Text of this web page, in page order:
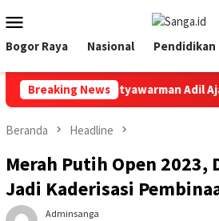
ke
kontenMobile
Bogor Raya Nasional Pendidikan
Breaking News
Kota Bogor Adityawarman Adil Ajak
Beranda Headline
Merah Putih Open 2023,
Jadi Kaderisasi
Adminsanga